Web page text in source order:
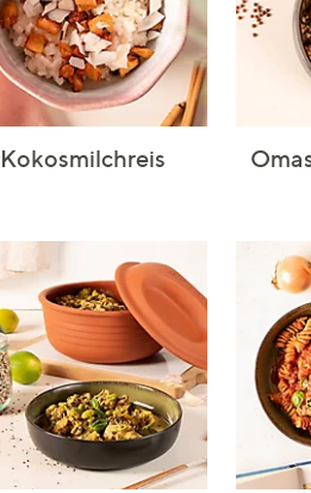
Kokosmilchreis